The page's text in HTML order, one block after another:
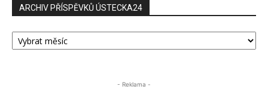
ARCHIV PŘÍSPĚVKŮ ÚSTECKA24
ARCHIV
PŘÍSPĚVKŮ
- Reklama -